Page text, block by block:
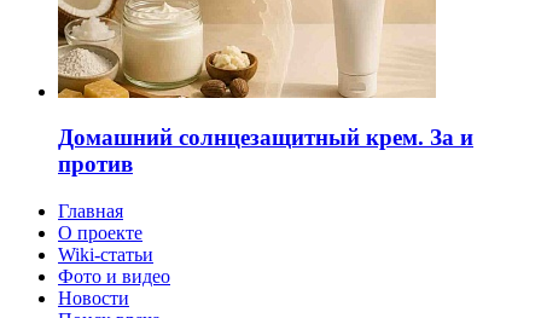
Домашний солнцезащитный крем. За и
против
Главная
О проекте
Wiki-статьи
Фото и видео
Новости